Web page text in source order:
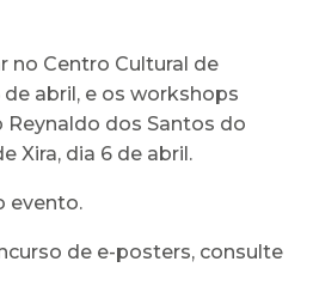
no Centro Cultural de
de abril, e os workshops
Reynaldo dos Santos do
Xira, dia 6 de abril.
evento.
de e-posters, consulte